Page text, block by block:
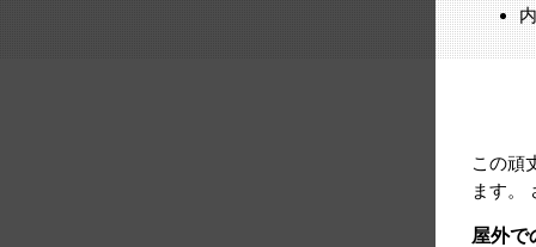
この頑
ます。
屋外で